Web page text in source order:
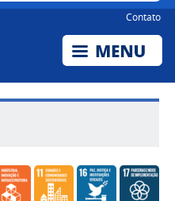
Contato